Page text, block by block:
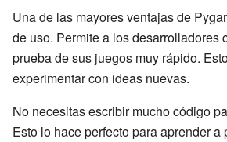
Una de las mayores ventajas de
de uso. Permite a los desarrolladores
prueba de sus juegos muy rápido.
experimentar con ideas nuevas.
No necesitas escribir mucho código
Esto lo hace perfecto para aprender a